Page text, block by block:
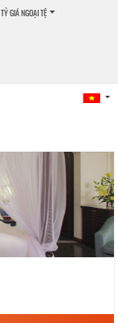
TỶ GIÁ NGOẠI TỆ